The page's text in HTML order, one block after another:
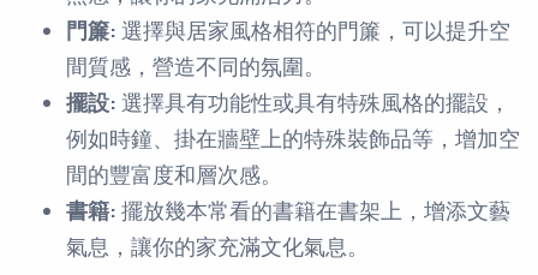
門簾: 選擇與居家風格相符的門簾，可以提升空
間質感，營造不同的氛圍。
擺設: 選擇具有功能性或具有特殊風格的擺設，
例如時鐘、掛在牆壁上的特殊裝飾品等，增加空
間的豐富度和層次感。
書籍: 擺放幾本常看的書籍在書架上，增添文藝
氣息，讓你的家充滿文化氣息。